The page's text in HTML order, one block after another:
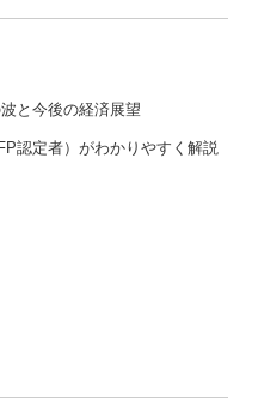
と今後の経済展望
認定者）がわかりやすく解説